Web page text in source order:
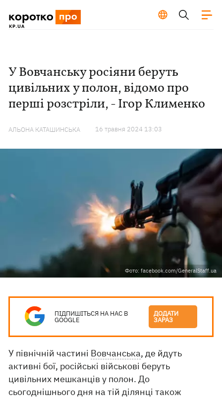
У Вовчанську росіяни беруть
цивільних у полон, відомо про
перші розстріли, - Ігор Клименко
АЛЬОНА КАТАШИНСЬКА 16 травня 2024 13:03
Фото: facebook.com/GeneralStaff.ua
ПІДПИШІТЬСЯ НА НАС В
GOOGLE
ДОДАТИ
ЗАРАЗ
У північній частині Вовчанська, де йдуть
активні бої, російські військові беруть
цивільних мешканців у полон. До
сьогоднішнього дня на тій ділянці також